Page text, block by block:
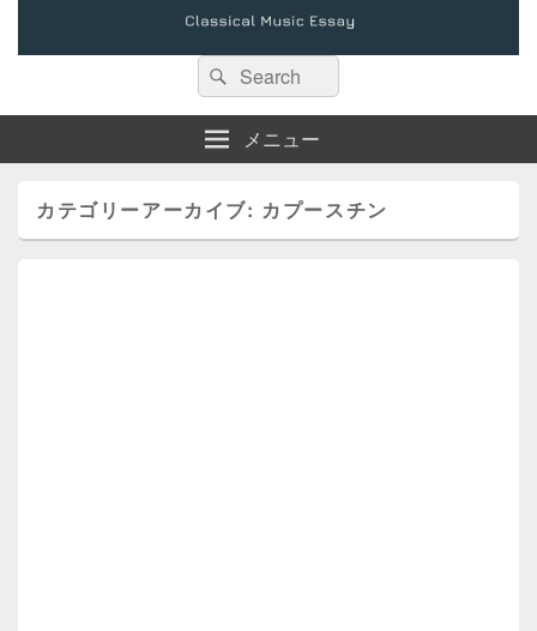
検
索:
検
索
メニュー
カテゴリーアーカイブ: カプースチン